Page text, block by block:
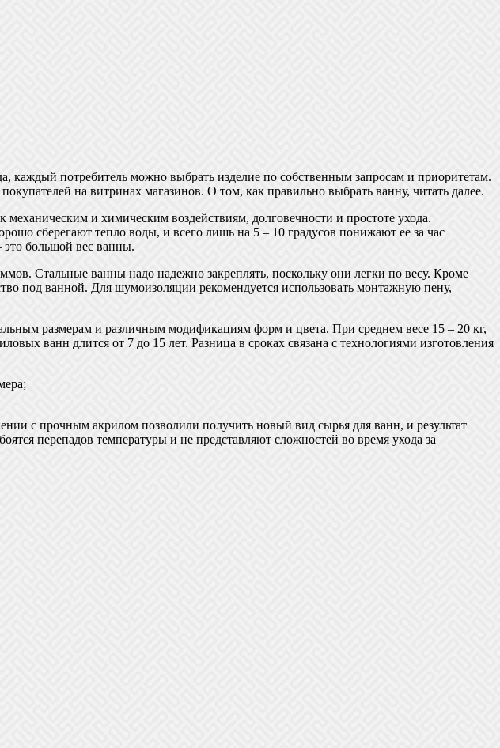
каждый потребитель можно выбрать изделие по собственным запросам и приоритетам.
на витринах магазинов. О том, как правильно выбрать ванну, читать далее.
и химическим воздействиям, долговечности и простоте ухода.
сберегают тепло воды, и всего лишь на 5 – 10 градусов понижают ее за час
большой вес ванны.
Стальные ванны надо надежно закреплять, поскольку они легки по весу. Кроме
под ванной. Для шумоизоляции рекомендуется использовать монтажную пену,
размерам и различным модификациям форм и цвета. При среднем весе 15 – 20 кг,
ванн длится от 7 до 15 лет. Разница в сроках связана с технологиями изготовления
с прочным акрилом позволили получить новый вид сырья для ванн, и результат
перепадов температуры и не представляют сложностей во время ухода за